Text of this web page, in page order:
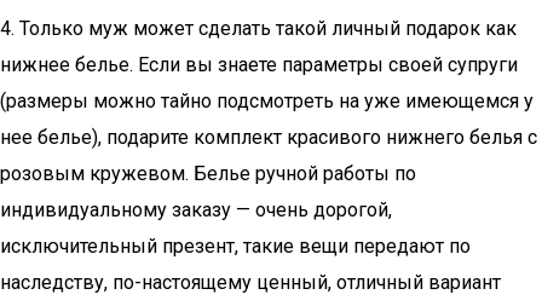
4. Только муж может сделать такой личный подарок как
нижнее белье. Если вы знаете параметры своей супруги
(размеры можно тайно подсмотреть на уже имеющемся у
нее белье), подарите комплект красивого нижнего белья с
розовым кружевом. Белье ручной работы по
индивидуальному заказу — очень дорогой,
исключительный презент, такие вещи передают по
наследству, по-настоящему ценный, отличный вариант